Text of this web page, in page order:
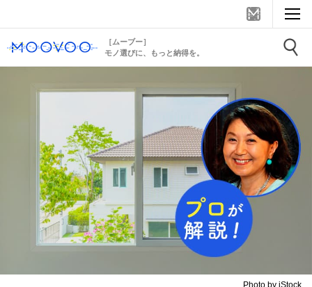
［ムーブー］
モノ選びに、もっと納得を。
Photo by iStock